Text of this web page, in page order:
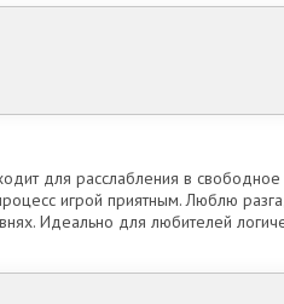
для расслабления в
игрой приятным. Люблю
Идеально для любителей